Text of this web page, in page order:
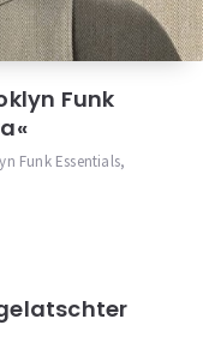
Funk
Funk Essentials,